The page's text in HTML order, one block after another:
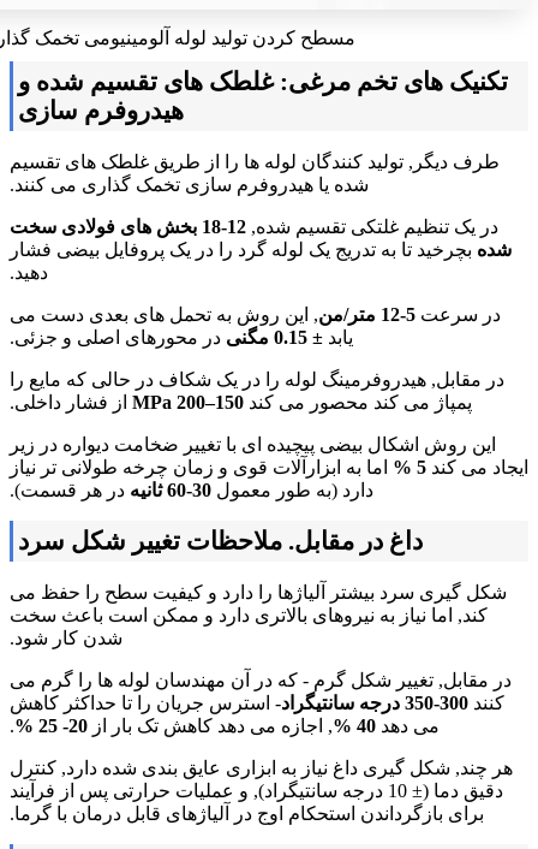
مسطح کردن تولید لوله آلومینیومی تخمک
تکنیک های تخم مرغی: غلطک های تقسیم شده و
هیدروفرم سازی
طرف دیگر, تولید کنندگان لوله ها را از طریق غلطک های تقسیم
شده یا هیدروفرم سازی تخمک گذاری می کنند.
در یک تنظیم غلتکی تقسیم شده,
12-18 بخش های فولادی سخت
شده بچرخید تا به تدریج یک لوله گرد را در یک پروفایل بیضی فشار
دهید.
در سرعت 5-12 متر/من
, این روش به تحمل های بعدی دست می
یابد ± 0.15 مگنی در محورهای اصلی و جزئی.
در مقابل, هیدروفرمینگ لوله را در یک شکاف در حالی که مایع را
پمپاژ می کند محصور می کند 150–200 MPa از فشار داخلی.
این روش اشکال بیضی پیچیده ای با تغییر ضخامت دیواره در زیر
ایجاد می کند 5 %
اما به ابزارآلات قوی و زمان چرخه طولانی تر نیاز
دارد (به طور معمول 30-60 ثانیه در هر قسمت).
داغ در مقابل. ملاحظات تغییر شکل سرد
شکل گیری سرد بیشتر آلیاژها را دارد و کیفیت سطح را حفظ می
کند, اما نیاز به نیروهای بالاتری دارد و ممکن است باعث سخت
شدن کار شود.
در مقابل, تغییر شکل گرم - که در آن مهندسان لوله ها را گرم می
کنند 300-350 درجه سانتیگراد
- استرس جریان را تا حداکثر کاهش
می دهد 40 % , اجازه می دهد کاهش تک بار از 20- 25 %
.
هر چند, شکل گیری داغ نیاز به ابزاری عایق بندی شده دارد, کنترل
دقیق دما (± 10 درجه سانتیگراد), و عملیات حرارتی پس از فرآیند
برای بازگرداندن استحکام اوج در آلیاژهای قابل درمان با گرما.